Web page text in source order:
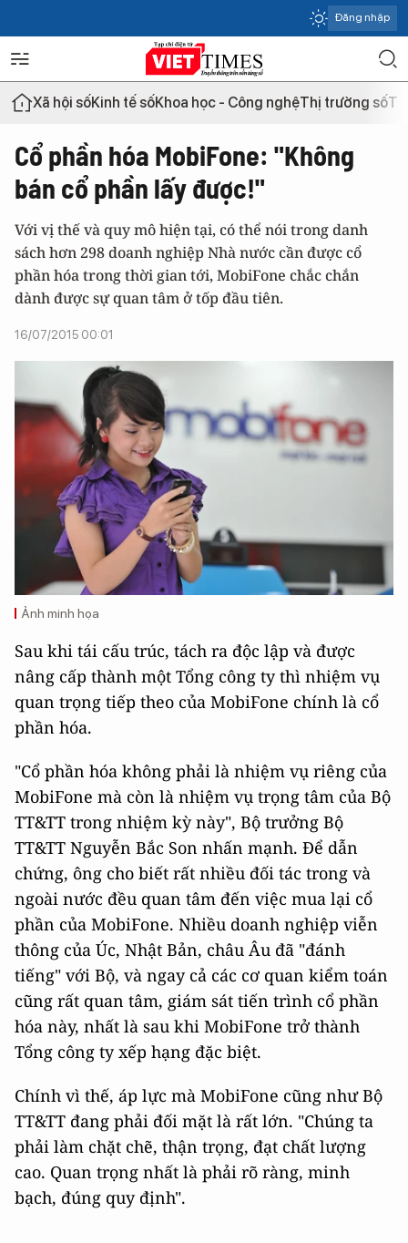
Đăng nhập
Xã hội sốKinh tế sốKhoa học - Công nghệThị trường số
Cổ phần hóa MobiFone: "Không
bán cổ phần lấy được!"
Với vị thế và quy mô hiện tại, có thể nói trong danh
sách hơn 298 doanh nghiệp Nhà nước cần được cổ
phần hóa trong thời gian tới, MobiFone chắc chắn
dành được sự quan tâm ở tốp đầu tiên.
16/07/2015 00:01
Ảnh minh họa
Sau khi tái cấu trúc, tách ra độc lập và được
nâng cấp thành một Tổng công ty thì nhiệm vụ
quan trọng tiếp theo của MobiFone chính là cổ
phần hóa.
"Cổ phần hóa không phải là nhiệm vụ riêng của
MobiFone mà còn là nhiệm vụ trọng tâm của Bộ
TT&TT trong nhiệm kỳ này", Bộ trưởng Bộ
TT&TT Nguyễn Bắc Son nhấn mạnh. Để dẫn
chứng, ông cho biết rất nhiều đối tác trong và
ngoài nước đều quan tâm đến việc mua lại cổ
phần của MobiFone. Nhiều doanh nghiệp viễn
thông của Úc, Nhật Bản, châu Âu đã "đánh
tiếng" với Bộ, và ngay cả các cơ quan kiểm toán
cũng rất quan tâm, giám sát tiến trình cổ phần
hóa này, nhất là sau khi MobiFone trở thành
Tổng công ty xếp hạng đặc biệt.
Chính vì thế, áp lực mà MobiFone cũng như Bộ
TT&TT đang phải đối mặt là rất lớn. "Chúng ta
phải làm chặt chẽ, thận trọng, đạt chất lượng
cao. Quan trọng nhất là phải rõ ràng, minh
bạch, đúng quy định".